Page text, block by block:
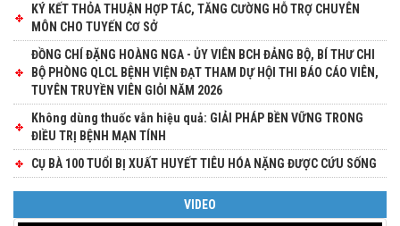
KÝ KẾT THỎA THUẬN HỢP TÁC, TĂNG CƯỜNG HỖ TRỢ CHUYÊN
MÔN CHO TUYẾN CƠ SỞ
ĐỒNG CHÍ ĐẶNG HOÀNG NGA - ỦY VIÊN BCH ĐẢNG BỘ, BÍ THƯ CHI
BỘ PHÒNG QLCL BỆNH VIỆN ĐẠT THAM DỰ HỘI THI BÁO CÁO VIÊN,
TUYÊN TRUYỀN VIÊN GIỎI NĂM 2026
Không dùng thuốc vẫn hiệu quả: GIẢI PHÁP BỀN VỮNG TRONG
ĐIỀU TRỊ BỆNH MẠN TÍNH
CỤ BÀ 100 TUỔI BỊ XUẤT HUYẾT TIÊU HÓA NẶNG ĐƯỢC CỨU SỐNG
VIDEO